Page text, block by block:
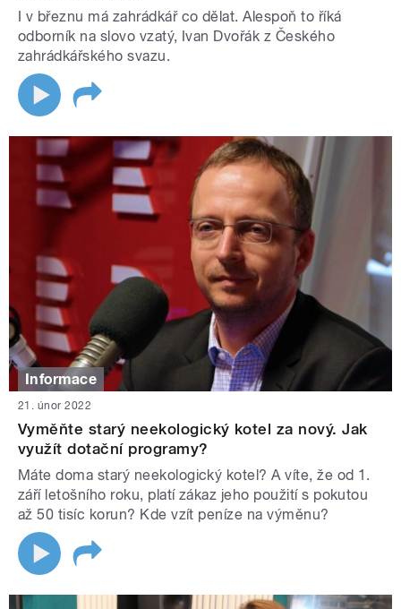
I v březnu má zahrádkář co dělat. Alespoň to říká
odborník na slovo vzatý, Ivan Dvořák z Českého
zahrádkářského svazu.
Informace
21. únor 2022
Vyměňte starý neekologický kotel za nový. Jak
využít dotační programy?
Máte doma starý neekologický kotel? A víte, že od 1.
září letošního roku, platí zákaz jeho použití s pokutou
až 50 tisíc korun? Kde vzít peníze na výměnu?